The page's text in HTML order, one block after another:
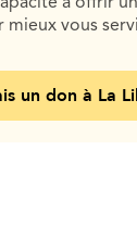
vous
un don à La